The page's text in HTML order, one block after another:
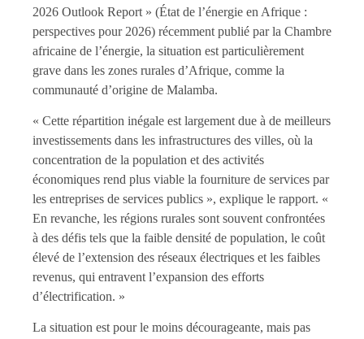
2026 Outlook Report » (État de l’énergie en Afrique :
perspectives pour 2026) récemment publié par la Chambre
africaine de l’énergie, la situation est particulièrement
grave dans les zones rurales d’Afrique, comme la
communauté d’origine de Malamba.
« Cette répartition inégale est largement due à de meilleurs
investissements dans les infrastructures des villes, où la
concentration de la population et des activités
économiques rend plus viable la fourniture de services par
les entreprises de services publics », explique le rapport. «
En revanche, les régions rurales sont souvent confrontées
à des défis tels que la faible densité de population, le coût
élevé de l’extension des réseaux électriques et les faibles
revenus, qui entravent l’expansion des efforts
d’électrification. »
La situation est pour le moins décourageante, mais pas